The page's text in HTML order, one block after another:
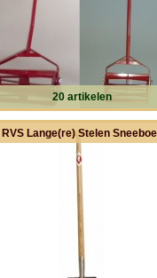
20 artikelen
RVS Lange(re) Stelen